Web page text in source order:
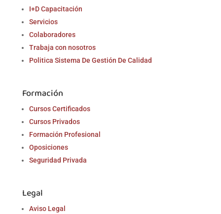
I+D Capacitación
Servicios
Colaboradores
Trabaja con nosotros
Politica Sistema De Gestión De Calidad
Formación
Cursos Certificados
Cursos Privados
Formación Profesional
Oposiciones
Seguridad Privada
Legal
Aviso Legal